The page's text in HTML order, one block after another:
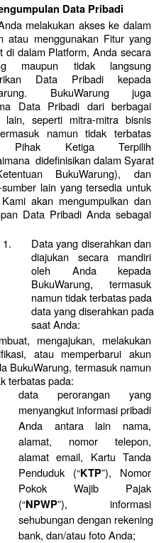
Data Pribadi
melakukan akses ke dalam
atau menggunakan Fitur yang
di dalam Platform, Anda secara
maupun tidak langsung
Data Pribadi kepada
BukuWarung juga
Data Pribadi dari berbagai
lain, seperti mitra-mitra bisnis
namun tidak terbatas
Pihak Ketiga Terpilih
didefinisikan dalam Syarat
BukuWarung), dan
sumber lain yang tersedia untuk
akan mengumpulkan dan
Data Pribadi Anda sebagai
Data yang diserahkan dan
diajukan secara mandiri
oleh Anda kepada
BukuWarung, termasuk
namun tidak terbatas pada
data yang diserahkan pada
saat Anda:
mengajukan, melakukan
atau memperbarui akun
BukuWarung, termasuk namun
terbatas pada:
data perorangan yang
menyangkut informasi pribadi
Anda antara lain nama,
alamat, nomor telepon,
alamat email, Kartu Tanda
Penduduk (“KTP”), Nomor
Pokok Wajib Pajak
(“NPWP”), informasi
sehubungan dengan rekening
bank, dan/atau foto Anda;